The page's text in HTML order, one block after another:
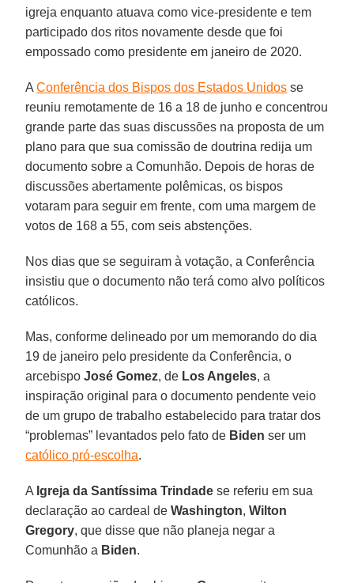
igreja enquanto atuava como vice-presidente e tem
participado dos ritos novamente desde que foi
empossado como presidente em janeiro de 2020.
AConferência dos Bispos dos Estados Unidos se
reuniu remotamente de 16 a 18 de junho e concentrou
grande parte das suas discussões na proposta de um
plano para que sua comissão de doutrina redija um
documento sobre a Comunhão. Depois de horas de
discussões abertamente polêmicas, os bispos
votaram para seguir em frente, com uma margem de
votos de 168 a 55, com seis abstenções.
Nos dias que se seguiram à votação, a Conferência
insistiu que o documento não terá como alvo políticos
católicos.
Mas, conforme delineado por um memorando do dia
19 de janeiro pelo presidente da Conferência, o
arcebispoJosé Gomez, de Los Angeles, a
inspiração original para o documento pendente veio
de um grupo de trabalho estabelecido para tratar dos
“problemas” levantados pelo fato de Biden ser um
católico pró-escolha.
A Igreja da Santíssima Trindade se referiu em sua
declaração ao cardeal deWashington,Wilton
Gregory, que disse que não planeja negar a
Comunhão a Biden.